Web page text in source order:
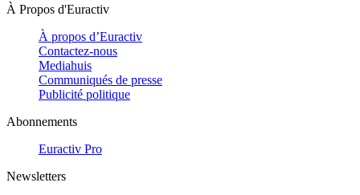
À Propos d'Euractiv
À propos d’Euractiv
Contactez-nous
Mediahuis
Communiqués de presse
Publicité politique
Abonnements
Euractiv Pro
Newsletters